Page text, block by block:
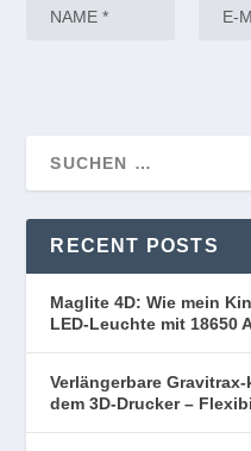
RECENT POSTS
Maglite 4D: Wie mein
LED-Leuchte mit 18650
Verlängerbare
dem 3D-Drucker –